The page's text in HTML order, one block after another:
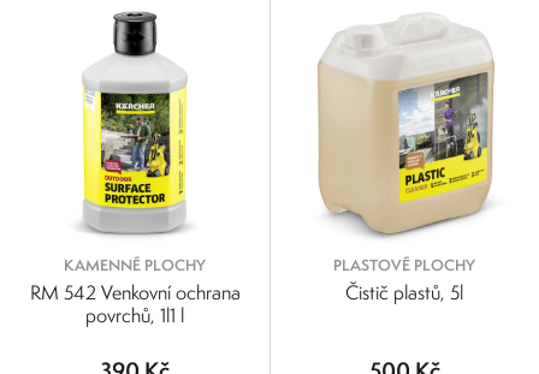
KAMENNÉ PLOCHY
RM 542 Venkovní ochrana
povrchů, 1l1 l
PLASTOVÉ PLOCHY
Čistič plastů, 5l